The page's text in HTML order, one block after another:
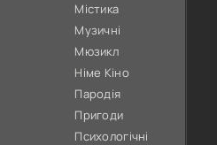
Містика
Музичні
Мюзикл
Німе Кіно
Пародія
Пригоди
Психологічні